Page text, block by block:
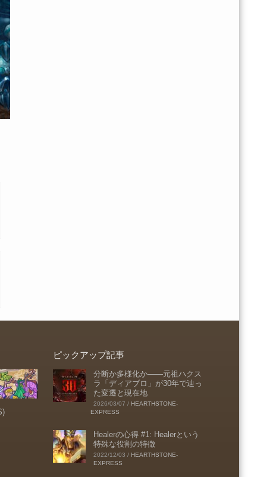
ピックアップ記事
分断か多様化か――元祖ハクス
ラ「ディアブロ」が30年で辿っ
た変遷と現在地
2026/03/07 / HEARTHSTONE-
EXPRESS
Healerの心得 #1: Healerという
特殊な役割の特徴
2022/12/03 / HEARTHSTONE-
EXPRESS